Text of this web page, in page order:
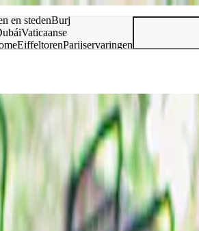
en stedenBurj
Vaticaanse
EiffeltorenParijservaringen